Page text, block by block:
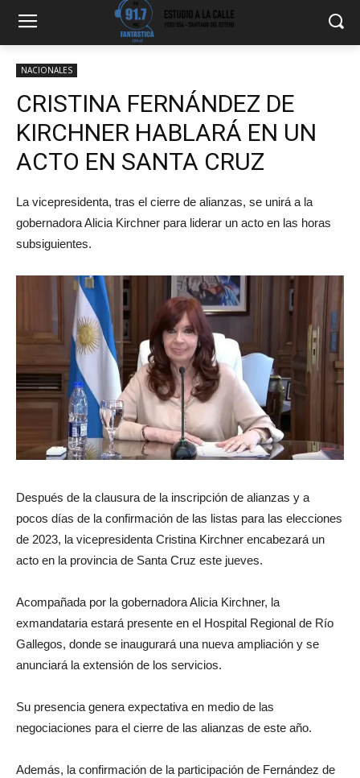
NACIONALES
CRISTINA FERNÁNDEZ DE
KIRCHNER HABLARÁ EN UN
ACTO EN SANTA CRUZ
La vicepresidenta, tras el cierre de alianzas, se unirá a la
gobernadora Alicia Kirchner para liderar un acto en las horas
subsiguientes.
Después de la clausura de la inscripción de alianzas y a
pocos días de la confirmación de las listas para las elecciones
de 2023, la vicepresidenta Cristina Kirchner encabezará un
acto en la provincia de Santa Cruz este jueves.
Acompañada por la gobernadora Alicia Kirchner, la
exmandataria estará presente en el Hospital Regional de Río
Gallegos, donde se inaugurará una nueva ampliación y se
anunciará la extensión de los servicios.
Su presencia genera expectativa en medio de las
negociaciones para el cierre de las alianzas de este año.
Además, la confirmación de la participación de Fernández de